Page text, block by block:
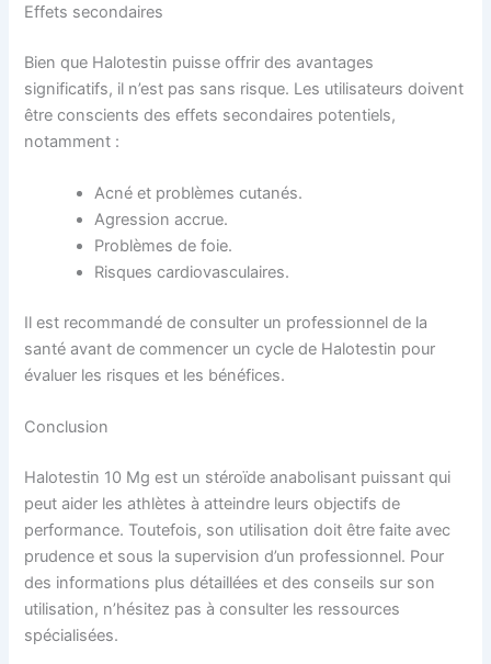
Effets secondaires
Bien que Halotestin puisse offrir des avantages
significatifs, il n’est pas sans risque. Les utilisateurs doivent
être conscients des effets secondaires potentiels,
notamment :
Acné et problèmes cutanés.
Agression accrue.
Problèmes de foie.
Risques cardiovasculaires.
Il est recommandé de consulter un professionnel de la
santé avant de commencer un cycle de Halotestin pour
évaluer les risques et les bénéfices.
Conclusion
Halotestin 10 Mg est un stéroïde anabolisant puissant qui
peut aider les athlètes à atteindre leurs objectifs de
performance. Toutefois, son utilisation doit être faite avec
prudence et sous la supervision d’un professionnel. Pour
des informations plus détaillées et des conseils sur son
utilisation, n’hésitez pas à consulter les ressources
spécialisées.